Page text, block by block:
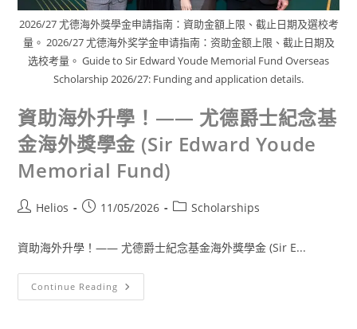
2026/27 尤德海外獎學金申請指南：資助金額上限、截止日期及選校考
量。 2026/27 尤德海外奖学金申请指南：资助金额上限、截止日期及
选校考量。 Guide to Sir Edward Youde Memorial Fund Overseas
Scholarship 2026/27: Funding and application details.
資助海外升學！—— 尤德爵士紀念基
金海外獎學金 (Sir Edward Youde
Memorial Fund)
Helios 11/05/2026 Scholarships
資助海外升學！—— 尤德爵士紀念基金海外獎學金 (Sir E...
Continue Reading